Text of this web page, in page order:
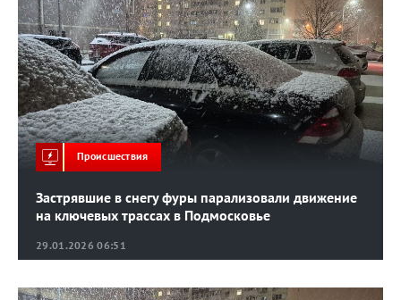
29.01.2026 06:51
Застрявшие в снегу фуры парализовали движение
на ключевых трассах в Подмосковье
Происшествия